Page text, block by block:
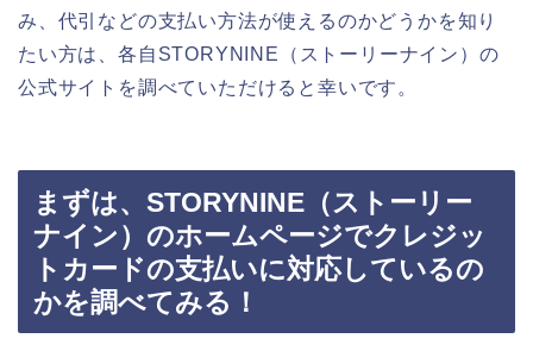
み、代引などの支払い方法が使えるのかどうかを知り
たい方は、各自STORYNINE（ストーリーナイン）の
公式サイトを調べていただけると幸いです。
まずは、STORYNINE（ストーリー
ナイン）のホームページでクレジッ
トカードの支払いに対応しているの
かを調べてみる！